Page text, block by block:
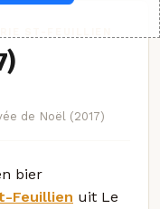
de Noël (2017)
bier
Feuillien uit Le